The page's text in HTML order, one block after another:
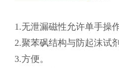
1.无泄漏磁性允许单手操
2.聚苯砜结构与防起沫试
3.方便。